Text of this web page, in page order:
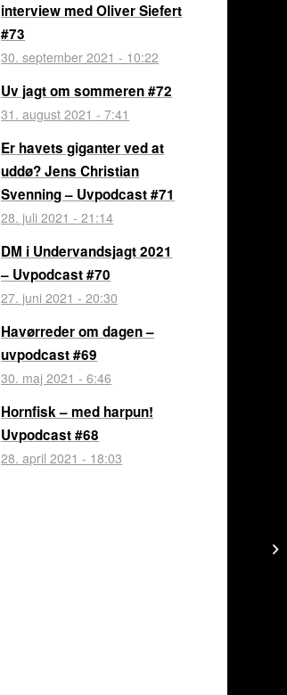
interview med Oliver Siefert
#73
30. september 2021 - 10:22
Uv jagt om sommeren #72
31. august 2021 - 7:41
Er havets giganter ved at
uddø? Jens Christian
Svenning – Uvpodcast #71
28. juli 2021 - 21:14
DM i Undervandsjagt 2021
– Uvpodcast #70
27. juni 2021 - 20:30
Havørreder om dagen –
uvpodcast #69
30. maj 2021 - 6:46
Hornfisk – med harpun!
Uvpodcast #68
28. april 2021 - 18:03